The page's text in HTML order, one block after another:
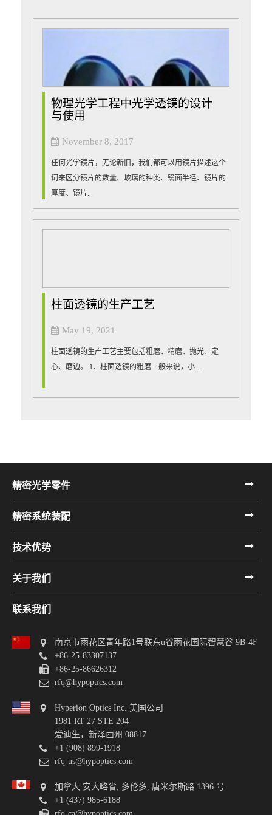
物理光学工程中光学透镜的设计
与使用
November 8, 2017
任何光学镜片，无论新旧，我们都可以用镜片描述这个
词来区分镜片的数量、玻璃的种类、镜面半径、镜片的
厚度、镜片...
柱面透镜的生产工艺
May 19, 2021
柱面透镜的生产工艺主要包括粗磨、精磨、抛光、定
心、磨边。 1．柱面透镜的粗磨一般来说，小...
精密光学零件
精密系统装配
技术优势
关于我们
联系我们
南京市雨花区青年路1号联东u谷雨花国际智慧谷 9B-4F
+86-25-83307137
+86-25-86626312
rfq@hypoptics.com
Hyperion Optics Inc. 美国公司
1981 RT 27 STE 204
爱迪生，新泽西州 08817
+1 (908) 899-1918
rfq-us@hypoptics.com
加拿大 安大略省, 多伦多, 唐米尔斯路 1396 号
+1 (437) 985-6188